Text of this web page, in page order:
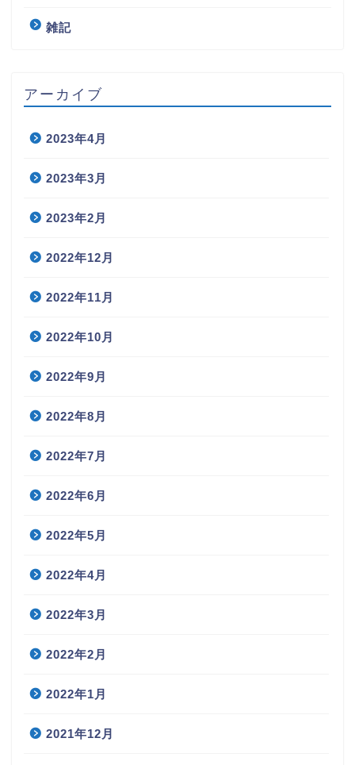
雑記
アーカイブ
2023年4月
2023年3月
2023年2月
2022年12月
2022年11月
2022年10月
2022年9月
2022年8月
2022年7月
2022年6月
2022年5月
2022年4月
2022年3月
2022年2月
2022年1月
2021年12月